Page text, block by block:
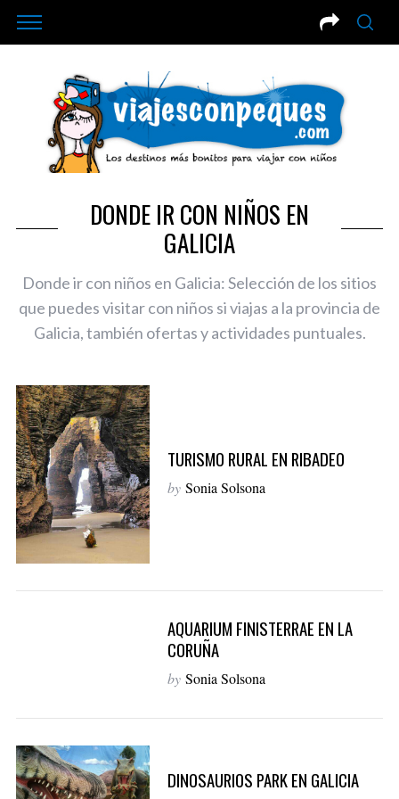
DONDE IR CON NIÑOS EN
GALICIA
Donde ir con niños en Galicia: Selección de los sitios
que puedes visitar con niños si viajas a la provincia de
Galicia, también ofertas y actividades puntuales.
TURISMO RURAL EN RIBADEO
by Sonia Solsona
AQUARIUM FINISTERRAE EN LA
CORUÑA
by Sonia Solsona
DINOSAURIOS PARK EN GALICIA